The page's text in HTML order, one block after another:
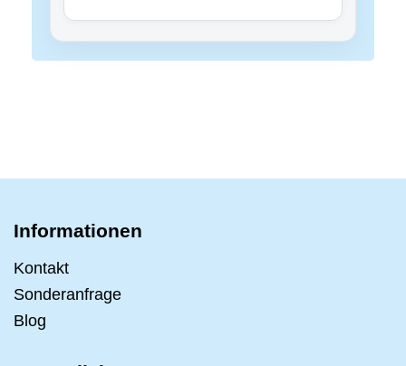
Informationen
Kontakt
Sonderanfrage
Blog